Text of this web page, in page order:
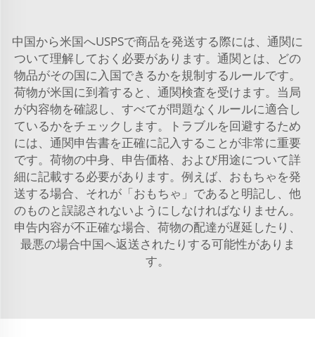
中国から米国へUSPSで商品を発送する際には、通関に
ついて理解しておく必要があります。通関とは、どの
物品がその国に入国できるかを規制するルールです。
荷物が米国に到着すると、通関検査を受けます。当局
が内容物を確認し、すべてが問題なくルールに適合し
ているかをチェックします。トラブルを回避するため
には、通関申告書を正確に記入することが非常に重要
です。荷物の中身、申告価格、および用途について詳
細に記載する必要があります。例えば、おもちゃを発
送する場合、それが「おもちゃ」であると明記し、他
のものと誤認されないようにしなければなりません。
申告内容が不正確な場合、荷物の配達が遅延したり、
最悪の場合中国へ返送されたりする可能性がありま
す。